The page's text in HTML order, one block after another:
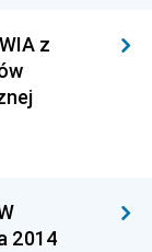
z
2014